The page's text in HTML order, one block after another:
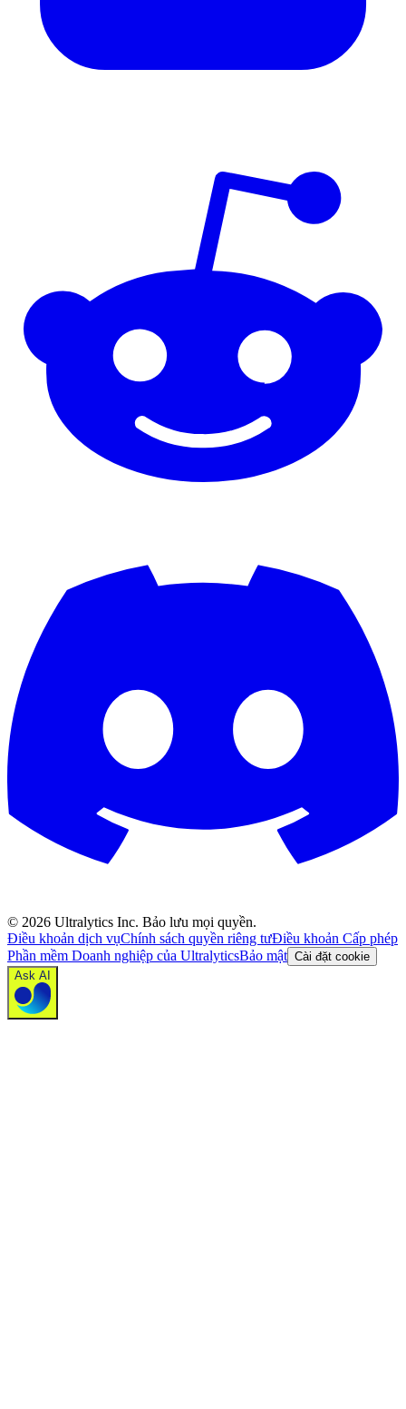
© 2026 Ultralytics Inc. Bảo lưu mọi quyền.
Điều khoản dịch vụChính sách quyền riêng tưĐiều khoản Cấp phép
Phần mềm Doanh nghiệp của UltralyticsBảo mật Cài đặt cookie
Ask AI